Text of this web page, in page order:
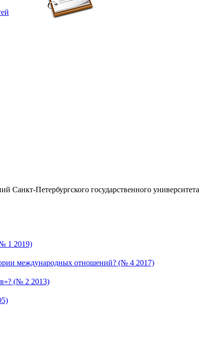
Петербургского государственного университета
1 2019)
международных отношений? (№ 4 2017)
(№ 2 2013)